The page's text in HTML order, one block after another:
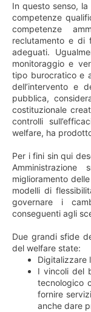
In questo senso,
competenze
competenze
reclutamento e di
adeguati.
monitoraggio e
tipo burocratico e
dell’intervento e
pubblica,
costituzionale
controlli
welfare, ha
Per i fini sin qui
miglioramento
modelli di
governare i
conseguenti agli
Due grandi sfide
del welfare state:
Digitalizzare
I vincoli del
tecnologico
fornire
anche dare